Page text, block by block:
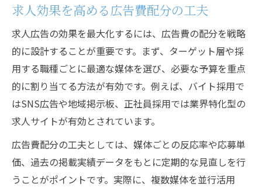
求人効果を高める広告費配分の工夫
求人広告の効果を最大化するには、広告費の配分を戦略
的に設計することが重要です。まず、ターゲット層や採
用する職種ごとに最適な媒体を選び、必要な予算を重点
的に割り当てる方法が有効です。例えば、バイト採用で
はSNS広告や地域掲示板、正社員採用では業界特化型の
求人サイトが有効とされています。
広告費配分の工夫としては、媒体ごとの反応率や応募単
価、過去の掲載実績データをもとに定期的な見直しを行
うことがポイントです。実際に、複数媒体を並行活用